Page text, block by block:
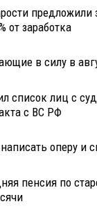
предложили
от заработка
в силу в
список лиц с
с ВС РФ
оперу и
пенсия по